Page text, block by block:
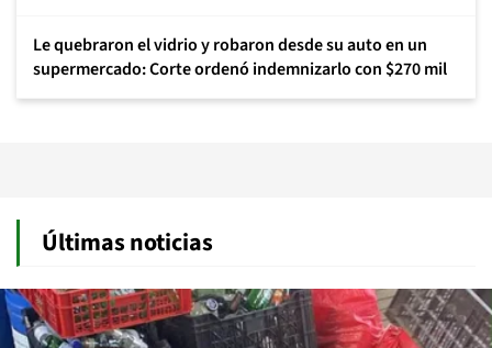
Le quebraron el vidrio y robaron desde su auto en un
supermercado: Corte ordenó indemnizarlo con $270 mil
Últimas noticias